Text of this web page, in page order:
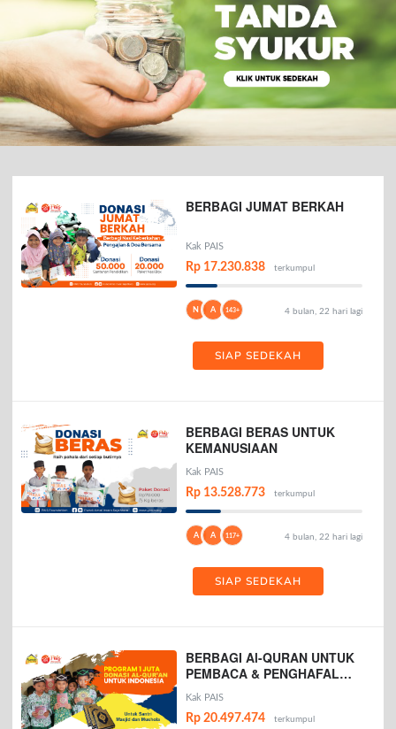
BERBAGI JUMAT BERKAH
Kak PAIS
Rp 17.230.838 terkumpul
N A 143+ 4 bulan, 22 hari lagi
SIAP SEDEKAH
BERBAGI BERAS UNTUK
KEMANUSIAAN
Kak PAIS
Rp 13.528.773 terkumpul
A A 117+ 4 bulan, 22 hari lagi
SIAP SEDEKAH
BERBAGI Al-QURAN UNTUK
PEMBACA & PENGHAFAL
AL-QURAN
Kak PAIS
Rp 20.497.474 terkumpul